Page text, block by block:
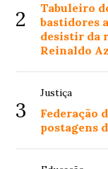
2
Tabuleiro
bastidores
desistir da
Reinaldo
3
Justiça
Federação
postagens